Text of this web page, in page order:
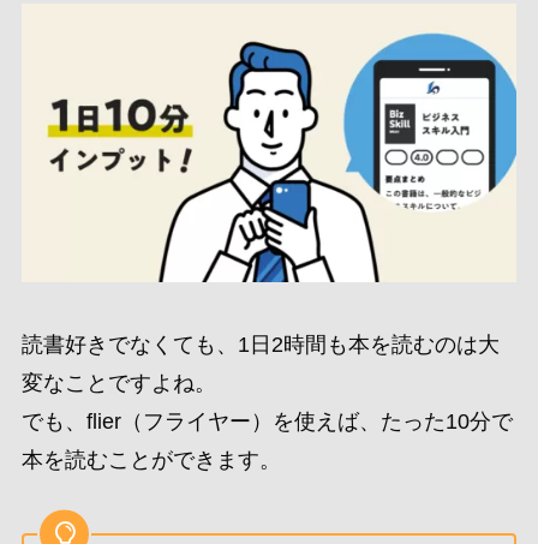
読書好きでなくても、1日2時間も本を読むのは大
変なことですよね。
でも、flier（フライヤー）を使えば、たった10分で
本を読むことができます。